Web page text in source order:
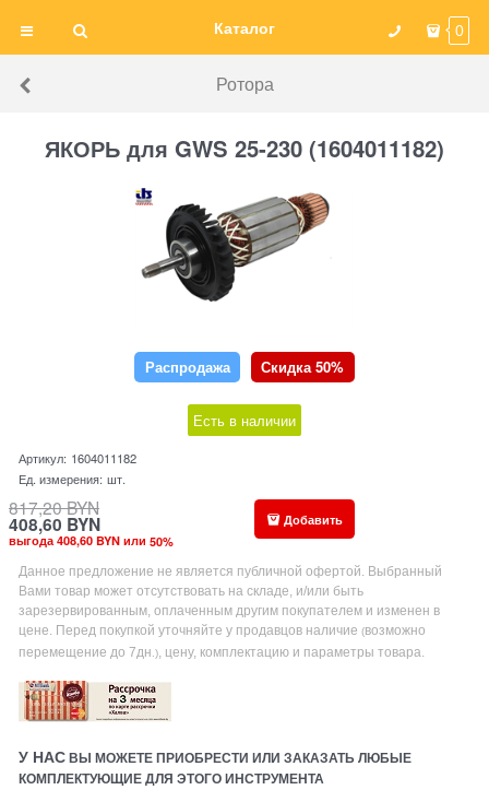
Каталог 0
Ротора
ЯКОРЬ для GWS 25-230 (1604011182)
Распродажа Скидка 50%
Есть в наличии
Артикул: 1604011182
Ед. измерения: шт.
817,20BYN
408,60 BYN
выгода 408,60 BYN или 50%
Добавить
Данное предложение не является публичной офертой. Выбранный
Вами товар может отсутствовать на складе, и/или быть
зарезервированным, оплаченным другим покупателем и изменен в
цене. Перед покупкой уточняйте у продавцов наличие(возможно
перемещение до 7дн .), цену, комплектацию и параметры товара.
У НАС ВЫ МОЖЕТЕ ПРИОБРЕСТИ ИЛИ ЗАКАЗАТЬ ЛЮБЫЕ
КОМПЛЕКТУЮЩИЕ ДЛЯ ЭТОГО ИНСТРУМЕНТА